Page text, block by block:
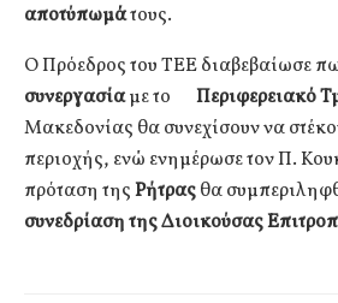
αποτύπωμάτους.
Ο Πρόεδρος του ΤΕΕ διαβεβαίωσε
συνεργασίαμε το Περιφερειακό
Μακεδονίας θα συνεχίσουν να
περιοχής, ενώ ενημέρωσε τον Π.
πρόταση τηςΡήτραςθα
συνεδρίαση της Διοικούσας